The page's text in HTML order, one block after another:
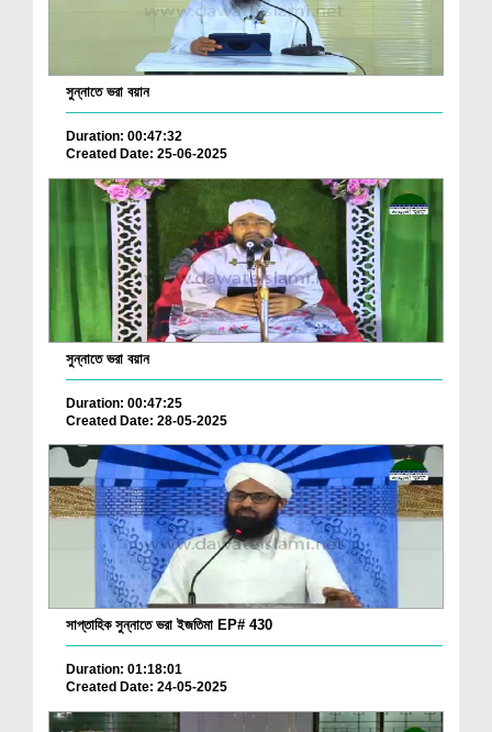
সুন্নাতে ভরা বয়ান
Duration: 00:47:32
Created Date: 25-06-2025
সুন্নাতে ভরা বয়ান
Duration: 00:47:25
Created Date: 28-05-2025
সাপ্তাহিক সুন্নাতে ভরা ইজতিমা EP# 430
Duration: 01:18:01
Created Date: 24-05-2025